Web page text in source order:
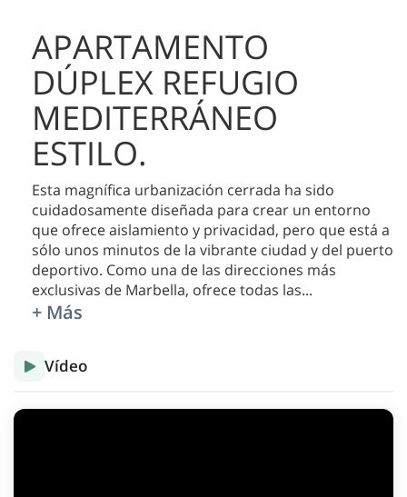
APARTAMENTO
DÚPLEX REFUGIO
MEDITERRÁNEO
ESTILO.
Esta magnífica urbanización cerrada ha sido
cuidadosamente diseñada para crear un entorno
que ofrece aislamiento y privacidad, pero que está a
sólo unos minutos de la vibrante ciudad y del puerto
deportivo. Como una de las direcciones más
exclusivas de Marbella, ofrece todas las...
+ Más
Vídeo